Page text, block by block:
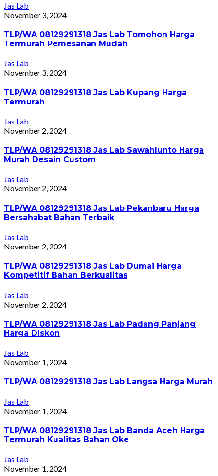
Jas Lab
November 3, 2024
TLP/WA 08129291318 Jas Lab Tomohon Harga
Termurah Pemesanan Mudah
Jas Lab
November 3, 2024
TLP/WA 08129291318 Jas Lab Kupang Harga
Termurah
Jas Lab
November 2, 2024
TLP/WA 08129291318 Jas Lab Sawahlunto Harga
Murah Desain Custom
Jas Lab
November 2, 2024
TLP/WA 08129291318 Jas Lab Pekanbaru Harga
Bersahabat Bahan Terbaik
Jas Lab
November 2, 2024
TLP/WA 08129291318 Jas Lab Dumai Harga
Kompetitif Bahan Berkualitas
Jas Lab
November 2, 2024
TLP/WA 08129291318 Jas Lab Padang Panjang
Harga Diskon
Jas Lab
November 1, 2024
TLP/WA 08129291318 Jas Lab Langsa Harga Murah
Jas Lab
November 1, 2024
TLP/WA 08129291318 Jas Lab Banda Aceh Harga
Termurah Kualitas Bahan Oke
Jas Lab
November 1, 2024